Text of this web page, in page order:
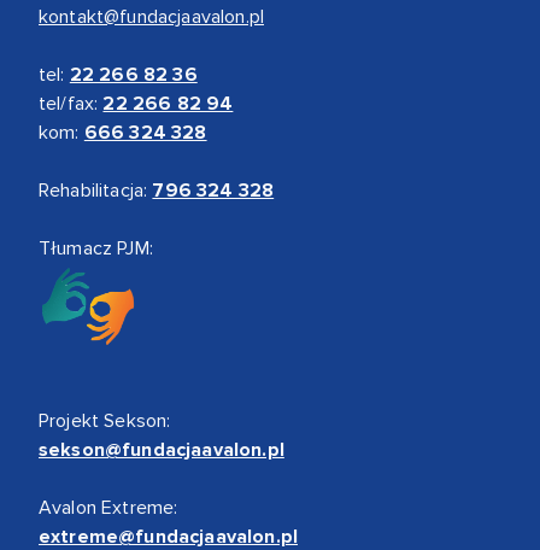
kontakt@fundacjaavalon.pl
tel: 22 266 82 36
tel/fax: 22 266 82 94
kom: 666 324 328
Rehabilitacja: 796 324 328
Tłumacz PJM:
Projekt Sekson:
sekson@fundacjaavalon.pl
Avalon Extreme:
extreme@fundacjaavalon.pl